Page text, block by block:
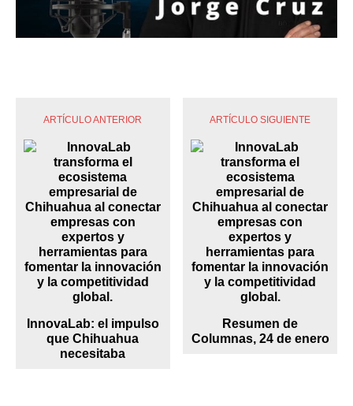
ARTÍCULO ANTERIOR
InnovaLab: el impulso
que Chihuahua
necesitaba
ARTÍCULO SIGUIENTE
Resumen de
Columnas, 24 de enero